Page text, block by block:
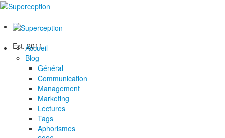
Est. 2011
Accueil
Blog
Général
Communication
Management
Marketing
Lectures
Tags
Aphorismes